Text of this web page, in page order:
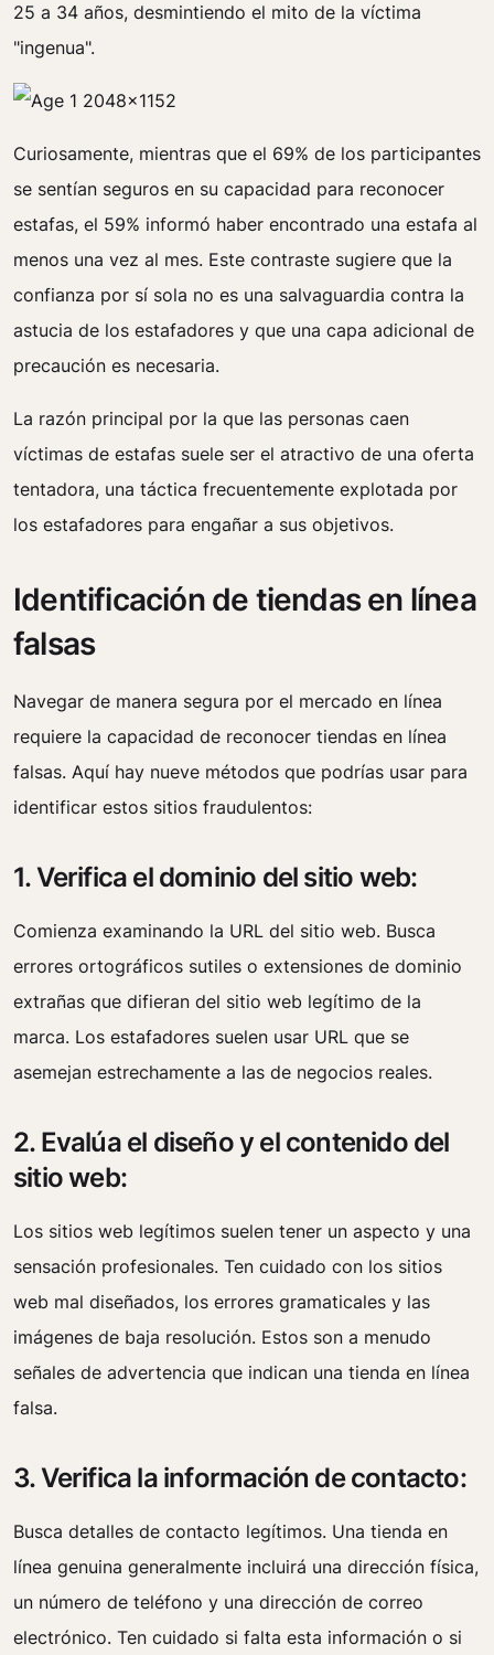
25 a 34 años, desmintiendo el mito de la víctima
"ingenua".
Curiosamente, mientras que el 69% de los participantes
se sentían seguros en su capacidad para reconocer
estafas, el 59% informó haber encontrado una estafa al
menos una vez al mes. Este contraste sugiere que la
confianza por sí sola no es una salvaguardia contra la
astucia de los estafadores y que una capa adicional de
precaución es necesaria.
La razón principal por la que las personas caen
víctimas de estafas suele ser el atractivo de una oferta
tentadora, una táctica frecuentemente explotada por
los estafadores para engañar a sus objetivos.
Identificación de tiendas en línea
falsas
Navegar de manera segura por el mercado en línea
requiere la capacidad de reconocer tiendas en línea
falsas. Aquí hay nueve métodos que podrías usar para
identificar estos sitios fraudulentos:
1. Verifica el dominio del sitio web:
Comienza examinando la URL del sitio web. Busca
errores ortográficos sutiles o extensiones de dominio
extrañas que difieran del sitio web legítimo de la
marca. Los estafadores suelen usar URL que se
asemejan estrechamente a las de negocios reales.
2. Evalúa el diseño y el contenido del
sitio web:
Los sitios web legítimos suelen tener un aspecto y una
sensación profesionales. Ten cuidado con los sitios
web mal diseñados, los errores gramaticales y las
imágenes de baja resolución. Estos son a menudo
señales de advertencia que indican una tienda en línea
falsa.
3. Verifica la información de contacto:
Busca detalles de contacto legítimos. Una tienda en
línea genuina generalmente incluirá una dirección física,
un número de teléfono y una dirección de correo
electrónico. Ten cuidado si falta esta información o si